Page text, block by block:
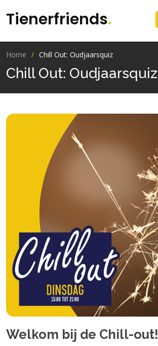
Tienerfriends.
Home Chill Out: Oudjaarsquiz
Chill Out: Oudjaarsquiz
Welkom bij de Chill-out!